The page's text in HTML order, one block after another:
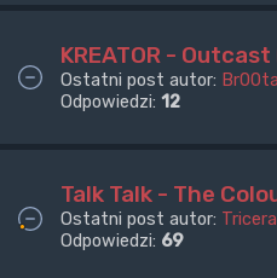
KREATOR -
Ostatni post autor:
Odpowiedzi: 12
Talk Talk - The
Ostatni post autor:
Odpowiedzi: 69